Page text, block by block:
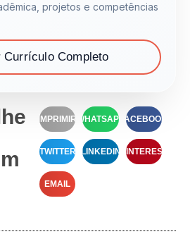
projetos e competências
Currículo Completo
IMPRIMIR WHATSAPP FACEBOOK
TWITTER LINKEDIN PINTEREST
EMAIL